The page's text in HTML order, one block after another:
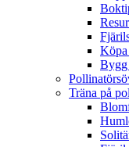
Träna på